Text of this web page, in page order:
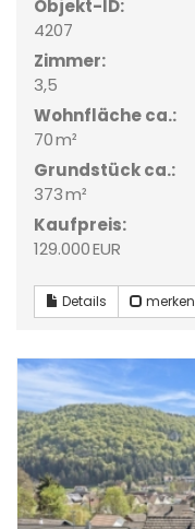
Objekt-ID:
4207
Zimmer:
3,5
Wohnfläche ca.:
70 m²
Grund­stück ca.:
373 m²
Kaufpreis:
129.000 EUR
Details merken